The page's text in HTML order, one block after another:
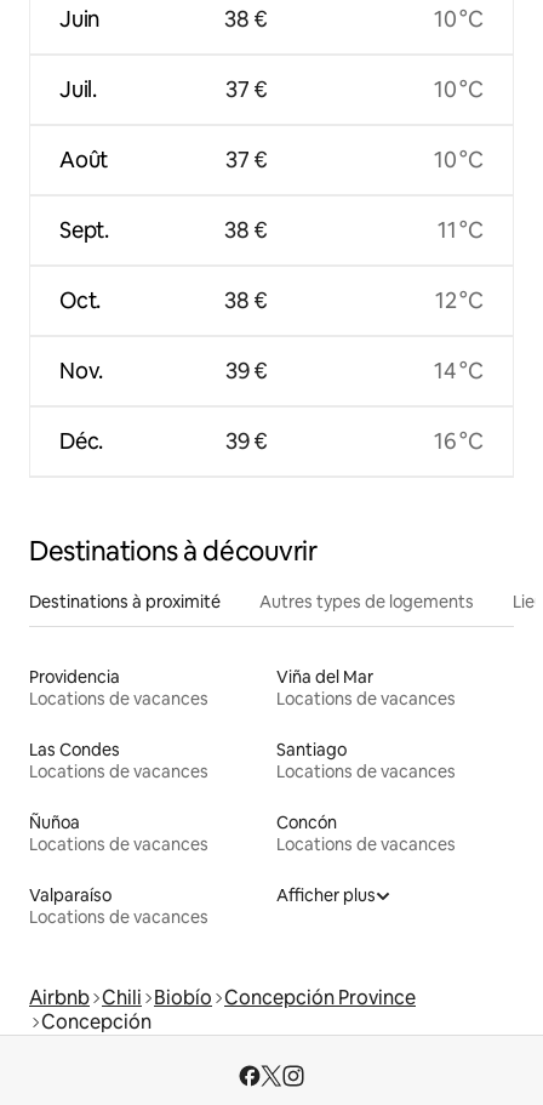
Juin
Juil.
Août
Sept.
Oct.
Nov.
Déc.
38 €
37 €
37 €
38 €
38 €
39 €
39 €
10 °C
10 °C
10 °C
11 °C
12 °C
14 °C
16 °C
Destinations à découvrir
Destinations à proximité Autres types de logements
Providencia
Locations de vacances
Viña del Mar
Locations de vacances
Las Condes
Locations de vacances
Santiago
Locations de vacances
Ñuñoa
Locations de vacances
Concón
Locations de vacances
Valparaíso
Locations de vacances
Afficher plus
Airbnb Chili Biobío Concepción Province
Concepción